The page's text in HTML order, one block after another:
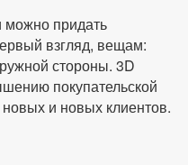
придать
взгляд, вещам:
стороны. 3D
покупательской
и новых клиентов.